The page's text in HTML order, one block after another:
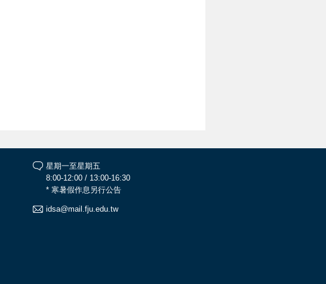
星期一至星期五
8:00-12:00 / 13:00-16:30
* 寒暑假作息另行公告
idsa@mail.fju.edu.tw